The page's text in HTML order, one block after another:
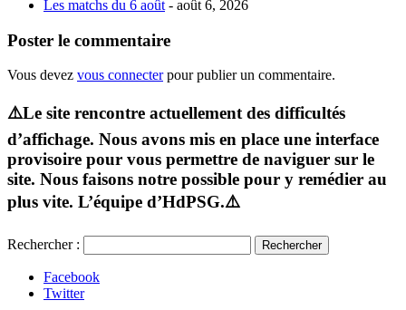
Les matchs du 6 août - août 6, 2026
Poster le commentaire
Vous devez vous connecterpour publier un commentaire.
⚠️Le site rencontre actuellement des difficultés
d’affichage. Nous avons mis en place une interface
provisoire pour vous permettre de naviguer sur le
site. Nous faisons notre possible pour y remédier au
plus vite. L’équipe d’HdPSG.⚠️
Rechercher :
Facebook
Twitter